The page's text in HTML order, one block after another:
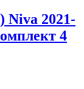
2021-
4